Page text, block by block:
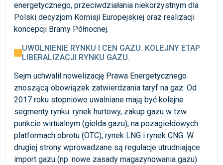
energetycznego, przeciwdziałania niekorzystnym dla
Polski decyzjom Komisji Europejskiej oraz realizacji
koncepcji Bramy Północnej.
UWOLNIENIE RYNKU I CEN GAZU. KOLEJNY ETAP
LIBERALIZACJI RYNKU GAZU.
Sejm uchwalił nowelizację Prawa Energetycznego
znoszącą obowiązek zatwierdzania taryf na gaz. Od
2017 roku stopniowo uwalniane mają być kolejne
segmenty rynku: rynek hurtowy, zakup gazu w tzw.
punkcie wirtualnym (giełda gazu), na pozagiełdowych
platformach obrotu (OTC), rynek LNG i rynek CNG. W
drugiej strony wprowadzane są regulacje utrudniające
import gazu (np. nowe zasady magazynowania gazu).